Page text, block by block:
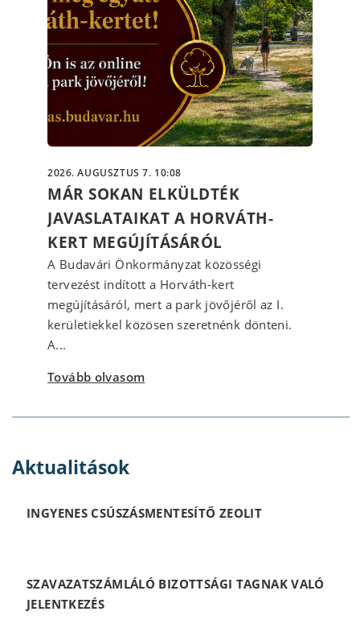
2026. AUGUSZTUS 7. 10:08
MÁR SOKAN ELKÜLDTÉK
JAVASLATAIKAT A HORVÁTH-
KERT MEGÚJÍTÁSÁRÓL
A Budavári Önkormányzat közösségi
tervezést indított a Horváth-kert
megújításáról, mert a park jövőjéről az I.
kerületiekkel közösen szeretnénk dönteni.
A...
Tovább olvasom
Aktualitások
INGYENES CSÚSZÁSMENTESÍTŐ ZEOLIT
SZAVAZATSZÁMLÁLÓ BIZOTTSÁGI TAGNAK VALÓ
JELENTKEZÉS